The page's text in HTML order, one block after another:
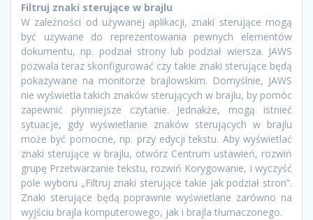
Filtruj znaki sterujące w brajlu
W zależności od używanej aplikacji, znaki sterujące mogą
być używane do reprezentowania pewnych elementów
dokumentu, np. podział strony lub podział wiersza. JAWS
pozwala teraz skonfigurować czy takie znaki sterujące będą
pokazywane na monitorze brajlowskim. Domyślnie, JAWS
nie wyświetla takich znaków sterujących w brajlu, by pomóc
zapewnić płynniejsze czytanie. Jednakże, mogą istnieć
sytuacje, gdy wyświetlanie znaków sterujących w brajlu
może być pomocne, np. przy edycji tekstu. Aby wyświetlać
znaki sterujące w brajlu, otwórz Centrum ustawień, rozwiń
grupę Przetwarzanie tekstu, rozwiń Korygowanie, i wyczyść
pole wyboru „Filtruj znaki sterujące takie jak podział stron”.
Znaki sterujące będą poprawnie wyświetlane zarówno na
wyjściu brajla komputerowego, jak i brajla tłumaczonego.